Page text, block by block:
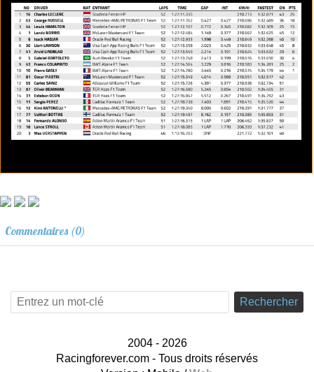
Commentaires (0)
Rechercher
2004 - 2026
Racingforever.com - Tous droits réservés